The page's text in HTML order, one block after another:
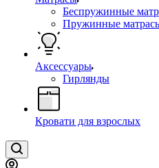
Беспружинные
Пружинные
Аксессуары
Гирлянды
Кровати для взрослых